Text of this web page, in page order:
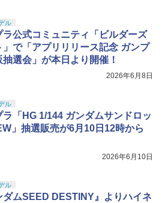
ル
ラ公式コミュニティ「ビルダーズ
」で「アプリリリース記念 ガンプ
抽選会」が本日より開催！
2026年6月8日
ル
ラ「HG 1/144 ガンダムサンドロッ
」抽選販売が6月10日12時から
2026年6月10日
ル
ダムSEED DESTINY』よりハイネ